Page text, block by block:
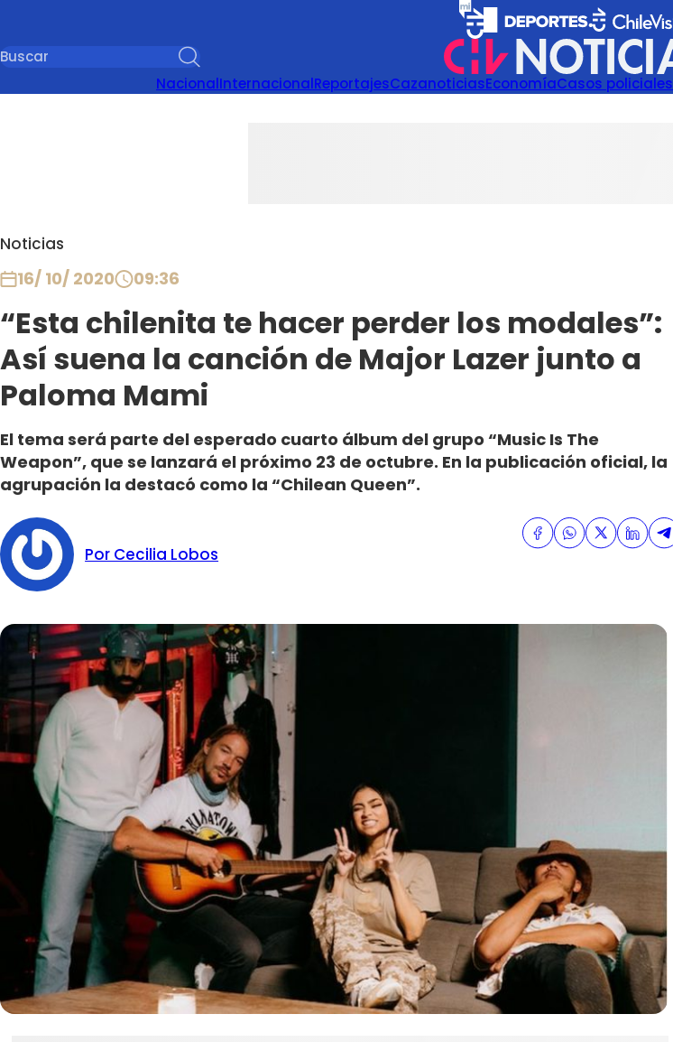
NacionalInternacionalReportajesCazanoticiasEconomíaCasos policiales
Noticias
16/ 10/ 2020 09:36
“Esta chilenita te hacer perder los modales”:
Así suena la canción de Major Lazer junto a
Paloma Mami
El tema será parte del esperado cuarto álbum del grupo “Music Is The
Weapon”, que se lanzará el próximo 23 de octubre. En la publicación oficial, la
agrupación la destacó como la “Chilean Queen”.
Por Cecilia Lobos